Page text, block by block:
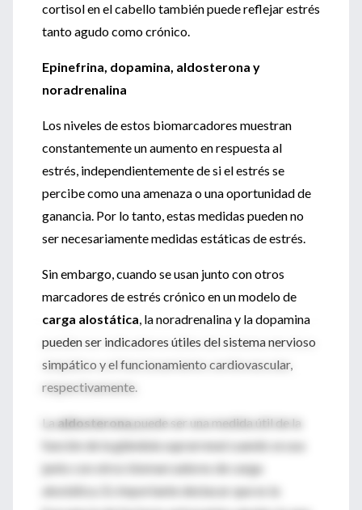
cortisol en el cabello también puede reflejar estrés
tanto agudo como crónico.
Epinefrina, dopamina, aldosterona y
noradrenalina
Los niveles de estos biomarcadores muestran
constantemente un aumento en respuesta al
estrés, independientemente de si el estrés se
percibe como una amenaza o una oportunidad de
ganancia. Por lo tanto, estas medidas pueden no
ser necesariamente medidas estáticas de estrés.
Sin embargo, cuando se usan junto con otros
marcadores de estrés crónico en un modelo de
carga alostática, la noradrenalina y la dopamina
pueden ser indicadores útiles del sistema nervioso
simpático y el funcionamiento cardiovascular,
respectivamente.
Laaldosteronapuede ser una medida útil de la
función de la glándula suprarrenal cuando se usa
junto con otros biomarcadores de carga
alostática. Es importante destacar que es la